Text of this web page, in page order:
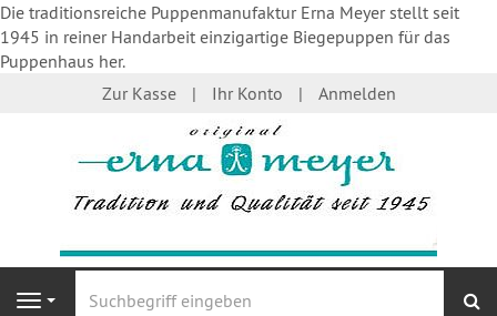
Die traditionsreiche Puppenmanufaktur Erna Meyer stellt seit
1945 in reiner Handarbeit einzigartige Biegepuppen für das
Puppenhaus her.
Zur Kasse
Ihr Konto Anmelden
Navigation